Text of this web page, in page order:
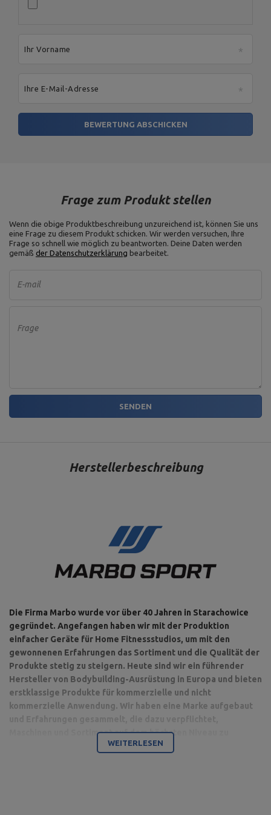
Ihr Vorname
Ihre E-Mail-Adresse
BEWERTUNG ABSCHICKEN
Frage zum Produkt stellen
Wenn die obige Produktbeschreibung unzureichend ist, können Sie uns
eine Frage zu diesem Produkt schicken. Wir werden versuchen, Ihre
Frage so schnell wie möglich zu beantworten. Deine Daten werden
gemäß der Datenschutzerklärung bearbeitet.
E-mail
Frage
SENDEN
Herstellerbeschreibung
Die Firma Marbo wurde vor über 40 Jahren in Starachowice
gegründet. Angefangen haben wir mit der Produktion
einfacher Geräte für Home Fitnessstudios, um mit den
gewonnenen Erfahrungen das Sortiment und die Qualität der
Produkte stetig zu steigern. Heute sind wir ein führender
Hersteller von Bodybuilding-Ausrüstung in Europa und bieten
erstklassige Produkte für kommerzielle und nicht
kommerzielle Anwendung. Wir haben eine Marke aufgebaut
Maschinen und Sortiment auf dem höchsten Niveau zu
WEITERLESEN